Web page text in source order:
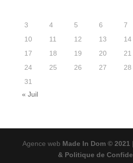
3
4 5 6 7
10
11 12 13 14
17
18 19 20 21
24
25 26 27 28
31
« Juil
Agence web Made In Dom © 2021 |
& Politique de